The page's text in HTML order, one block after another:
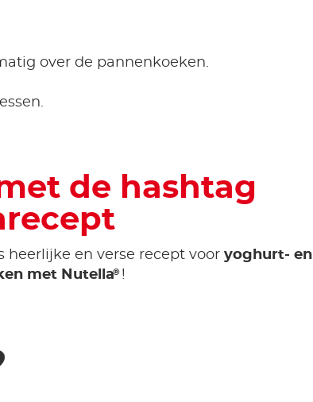
over de pannenkoeken.
de hashtag
heerlijke en verse recept voor yoghurt- en
met Nutella® !